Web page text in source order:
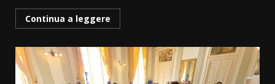
Continua a leggere